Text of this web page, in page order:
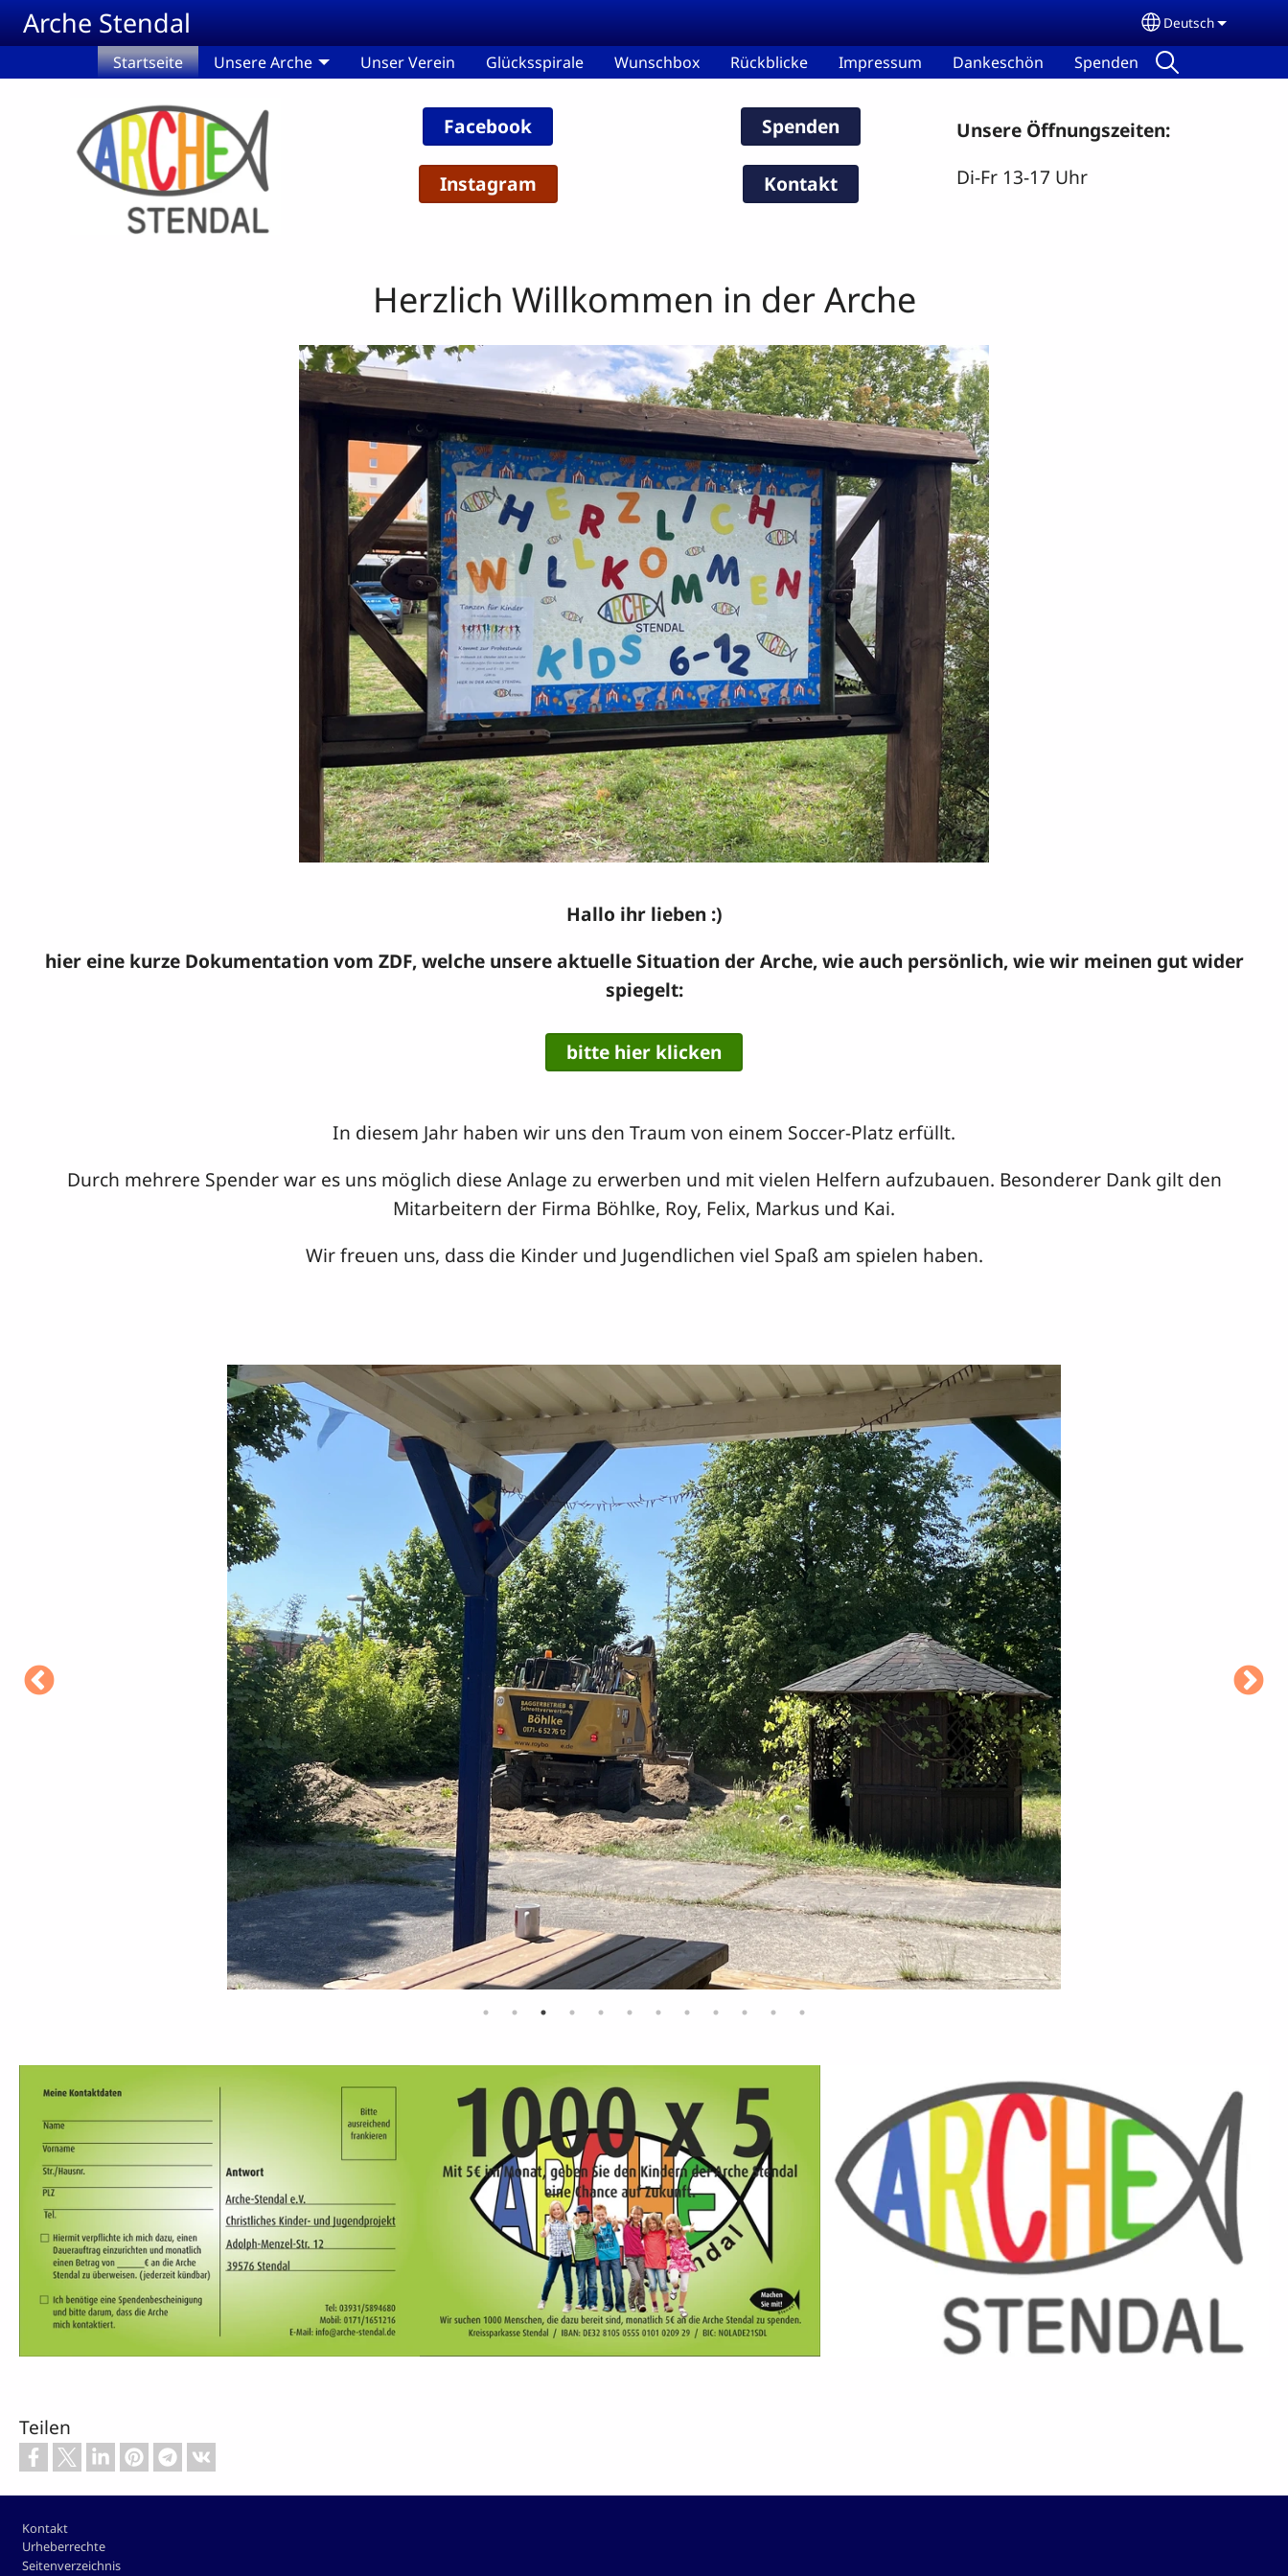
Skip to main content
Arche Stendal Select your
Deutsch
Startseite Unsere Arche Unser Verein Glücksspirale Wunschbox Rückblicke Impressum Dankeschön Spenden
Facebook
Instagram
Spenden
Kontakt
Unsere Öffnungszeiten:
Di-Fr 13-17 Uhr
Herzlich Willkommen in der Arche
Hallo ihr lieben :)
hier eine kurze Dokumentation vom ZDF, welche unsere aktuelle Situation der Arche, wie auch persönlich, wie wir meinen gut wider
spiegelt:
bitte hier klicken
In diesem Jahr haben wir uns den Traum von einem Soccer-Platz erfüllt.
Durch mehrere Spender war es uns möglich diese Anlage zu erwerben und mit vielen Helfern aufzubauen. Besonderer Dank gilt den
Mitarbeitern der Firma Böhlke, Roy, Felix, Markus und Kai.
Wir freuen uns, dass die Kinder und Jugendlichen viel Spaß am spielen haben.
Teilen
Footer
Kontakt
Urheberrechte
Seitenverzeichnis